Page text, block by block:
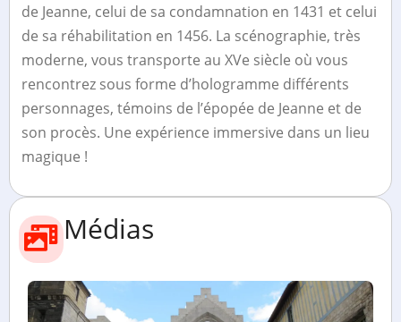
de Jeanne, celui de sa condamnation en 1431 et celui
de sa réhabilitation en 1456. La scénographie, très
moderne, vous transporte au XVe siècle où vous
rencontrez sous forme d’hologramme différents
personnages, témoins de l’épopée de Jeanne et de
son procès. Une expérience immersive dans un lieu
magique !
Médias